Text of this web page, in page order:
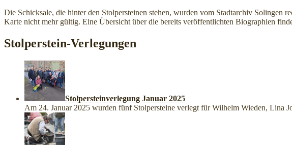
Die Schicksale, die hinter den Stolpersteinen stehen, wurden vom Stadtarchiv Solingen
Karte nicht mehr gültig. Eine Übersicht über die bereits veröffentlichten Biographien
Stolperstein-Verlegungen
Stolpersteinverlegung Januar 2025
Am 24. Januar 2025 wurden fünf Stolpersteine verlegt für Wilhelm Wieden, Lina